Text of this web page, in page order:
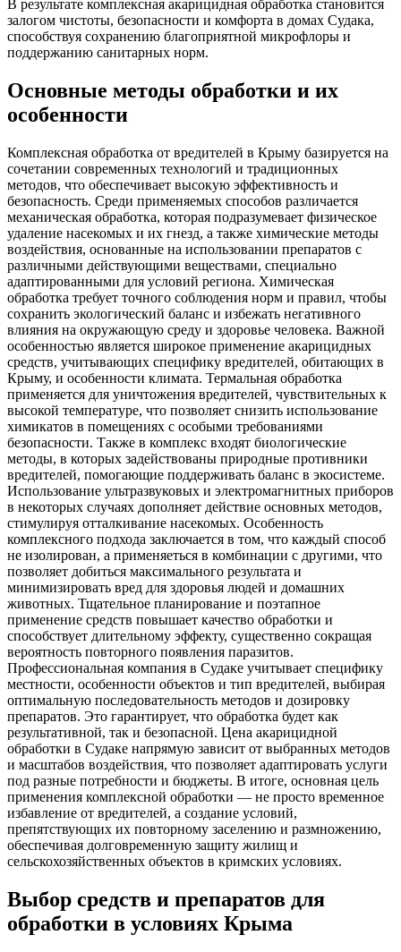
В результате комплексная акарицидная обработка становится
залогом чистоты, безопасности и комфорта в домах Судака,
способствуя сохранению благоприятной микрофлоры и
поддержанию санитарных норм.
Основные методы обработки и их
особенности
Комплексная обработка от вредителей в Крыму базируется на
сочетании современных технологий и традиционных
методов, что обеспечивает высокую эффективность и
безопасность. Среди применяемых способов различается
механическая обработка, которая подразумевает физическое
удаление насекомых и их гнезд, а также химические методы
воздействия, основанные на использовании препаратов с
различными действующими веществами, специально
адаптированными для условий региона. Химическая
обработка требует точного соблюдения норм и правил, чтобы
сохранить экологический баланс и избежать негативного
влияния на окружающую среду и здоровье человека. Важной
особенностью является широкое применение акарицидных
средств, учитывающих специфику вредителей, обитающих в
Крыму, и особенности климата. Термальная обработка
применяется для уничтожения вредителей, чувствительных к
высокой температуре, что позволяет снизить использование
химикатов в помещениях с особыми требованиями
безопасности. Также в комплекс входят биологические
методы, в которых задействованы природные противники
вредителей, помогающие поддерживать баланс в экосистеме.
Использование ультразвуковых и электромагнитных приборов
в некоторых случаях дополняет действие основных методов,
стимулируя отталкивание насекомых. Особенность
комплексного подхода заключается в том, что каждый способ
не изолирован, а применяеться в комбинации с другими, что
позволяет добиться максимального результата и
минимизировать вред для здоровья людей и домашних
животных. Тщательное планирование и поэтапное
применение средств повышает качество обработки и
способствует длительному эффекту, существенно сокращая
вероятность повторного появления паразитов.
Профессиональная компания в Судаке учитывает специфику
местности, особенности объектов и тип вредителей, выбирая
оптимальную последовательность методов и дозировку
препаратов. Это гарантирует, что обработка будет как
результативной, так и безопасной. Цена акарицидной
обработки в Судаке напрямую зависит от выбранных методов
и масштабов воздействия, что позволяет адаптировать услуги
под разные потребности и бюджеты. В итоге, основная цель
применения комплексной обработки — не просто временное
избавление от вредителей, а создание условий,
препятствующих их повторному заселению и размножению,
обеспечивая долговременную защиту жилищ и
сельскохозяйственных объектов в кримских условиях.
Выбор средств и препаратов для
обработки в условиях Крыма